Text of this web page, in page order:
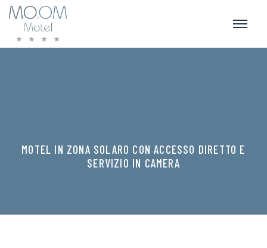
MOTEL IN ZONA SOLARO CON ACCESSO DIRETTO E
SERVIZIO IN CAMERA